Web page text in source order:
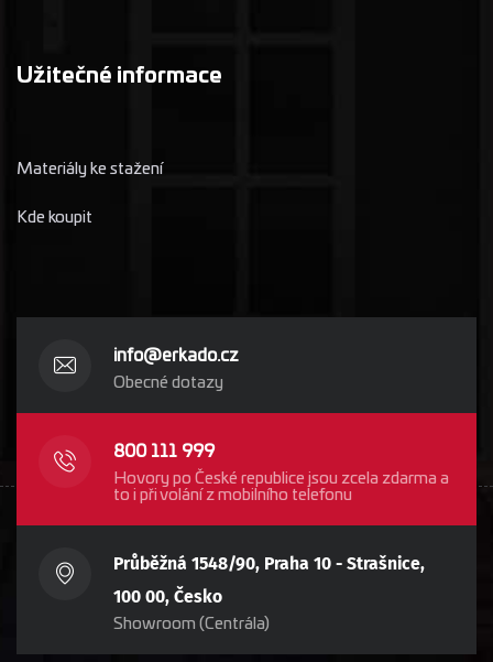
Užitečné informace
Materiály ke stažení
Kde koupit
info@erkado.cz
Obecné dotazy
800 111 999
Hovory po České republice jsou zcela zdarma a
to i při volání z mobilního telefonu
Průběžná 1548/90, Praha 10 - Strašnice,
100 00, Česko
Showroom (Centrála)